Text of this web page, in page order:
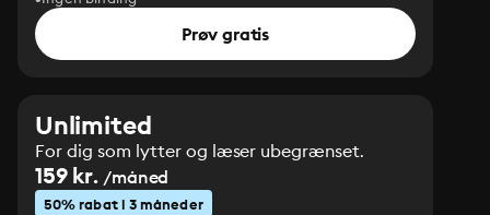
Prøv gratis
Unlimited
For dig som lytter og læser ubegrænset.
159 kr. /måned
50% rabat i 3 måneder